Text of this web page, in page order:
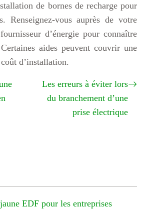
de bornes de recharge pour
Renseignez-vous auprès de votre
d’énergie pour connaître
aides peuvent couvrir une
d’installation.
Les erreurs à éviter lors
du branchement d’une
prise électrique
EDF pour les entreprises